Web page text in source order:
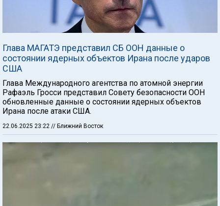
Глава МАГАТЭ представил СБ ООН данные о
состоянии ядерных объектов Ирана после ударов
США
Глава Международного агентства по атомной энергии
Рафаэль Гросси представил Совету безопасности ООН
обновленные данные о состоянии ядерных объектов
Ирана после атаки США.
22.06.2025 23:22 // Ближний Восток